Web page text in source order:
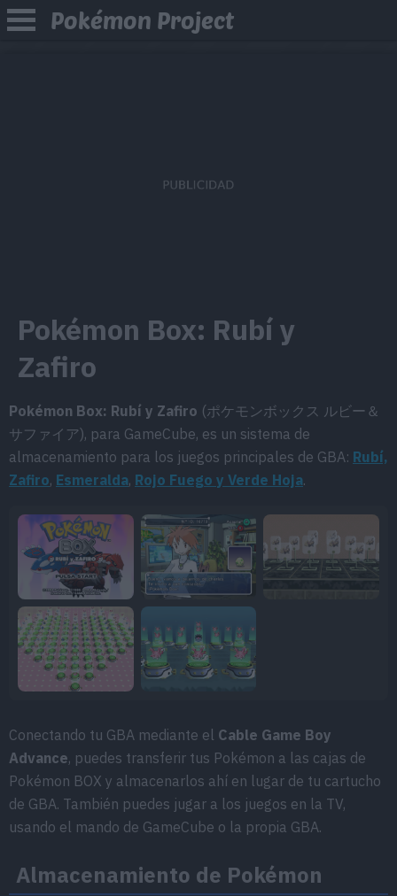
Pokémon Project
Pokémon Box: Rubí y
Zafiro
Pokémon Box: Rubí y Zafiro (ポケモンボックス ルビー＆
サファイア), para GameCube, es un sistema de
almacenamiento para los juegos principales de GBA: Rubí,
Zafiro, Esmeralda, Rojo Fuego y Verde Hoja.
Conectando tu GBA mediante el Cable Game Boy
Advance, puedes transferir tus Pokémon a las cajas de
Pokémon BOX y almacenarlos ahí en lugar de tu cartucho
de GBA. También puedes jugar a los juegos en la TV,
usando el mando de GameCube o la propia GBA.
Almacenamiento de Pokémon